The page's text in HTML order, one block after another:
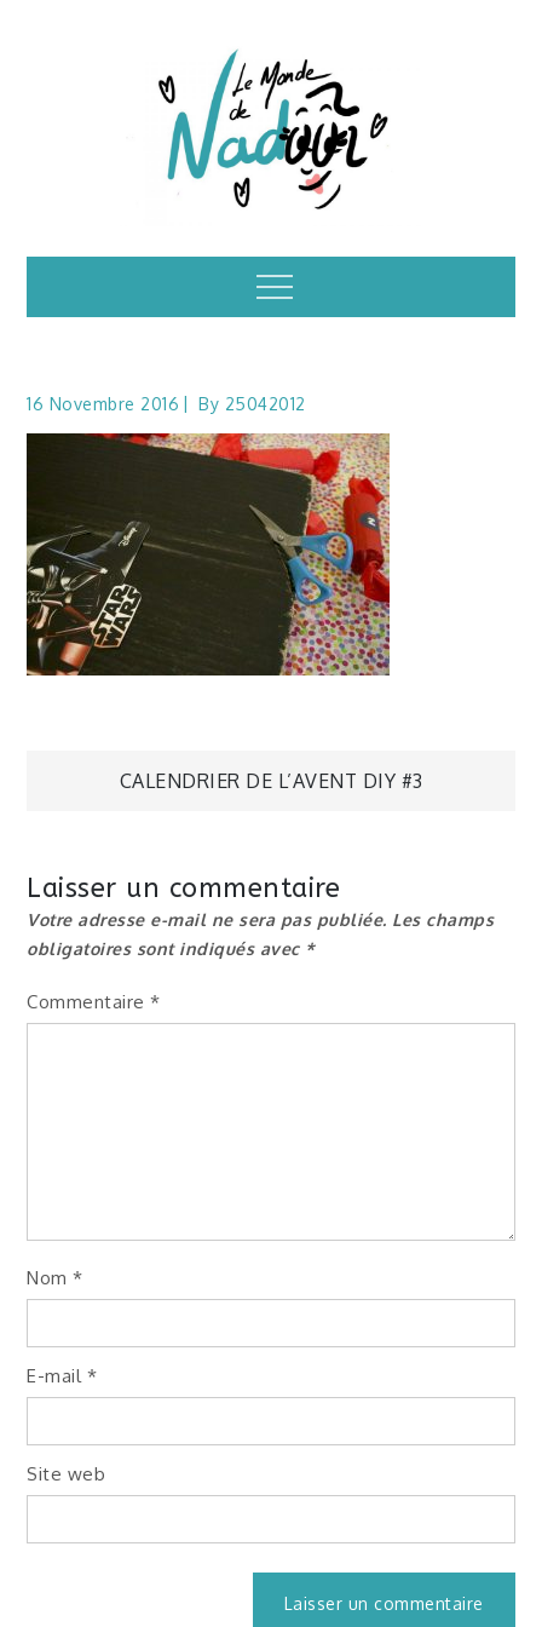
Illustrations – le
monde de Nadoo
Menu
16 Novembre 2016 By 25042012
Navigation
l’article
CALENDRIER DE L’AVENT DIY #3
Laisser un commentaire
Votre adresse e-mail ne sera pas publiée. Les champs
obligatoires sont indiqués avec *
Commentaire*
Nom*
E-mail *
Site web